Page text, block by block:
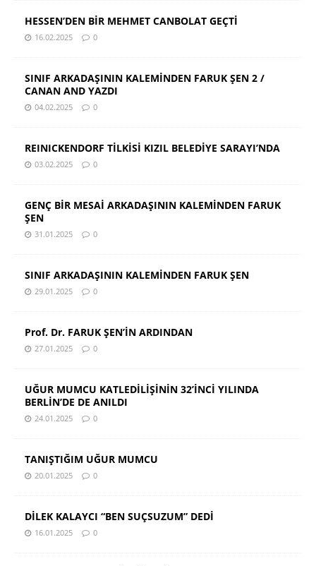
HESSEN’DEN BİR MEHMET CANBOLAT GEÇTİ
16.02.2025 0
SINIF ARKADAŞININ KALEMİNDEN FARUK ŞEN 2 /
CANAN AND YAZDI
04.02.2025 0
REINICKENDORF TİLKİSİ KIZIL BELEDİYE SARAYI’NDA
03.02.2025 0
GENÇ BİR MESAİ ARKADAŞININ KALEMİNDEN FARUK
ŞEN
31.01.2025 0
SINIF ARKADAŞININ KALEMİNDEN FARUK ŞEN
29.01.2025 0
Prof. Dr. FARUK ŞEN’İN ARDINDAN
27.01.2025 0
UĞUR MUMCU KATLEDİLİŞİNİN 32’İNCİ YILINDA
BERLİN’DE DE ANILDI
24.01.2025 0
TANIŞTIĞIM UĞUR MUMCU
20.01.2025 0
DİLEK KALAYCI “BEN SUÇSUZUM” DEDİ
16.01.2025 0